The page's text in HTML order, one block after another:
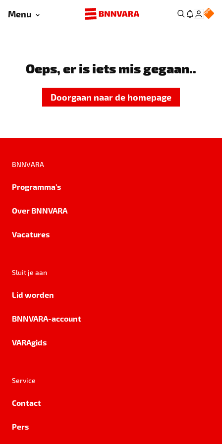
Menu
Oeps, er is iets mis gegaan..
Doorgaan naar de homepage
BNNVARA
Programma's
Over BNNVARA
Vacatures
Sluit je aan
Lid worden
BNNVARA-account
VARAgids
Service
Contact
Pers